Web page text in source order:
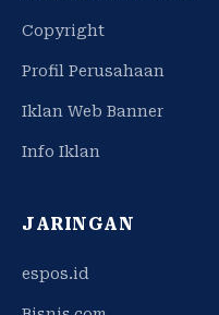
Copyright
Profil Perusahaan
Iklan Web Banner
Info Iklan
JARINGAN
espos.id